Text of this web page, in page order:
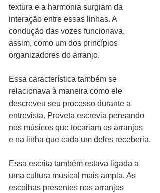
textura e a harmonia surgiam da
interação entre essas linhas. A
condução das vozes funcionava,
assim, como um dos princípios
organizadores do arranjo.
Essa característica também se
relacionava à maneira como ele
descreveu seu processo durante a
entrevista. Proveta escrevia pensando
nos músicos que tocariam os arranjos
e na linha que cada um deles receberia.
Essa escrita também estava ligada a
uma cultura musical mais ampla. As
escolhas presentes nos arranjos